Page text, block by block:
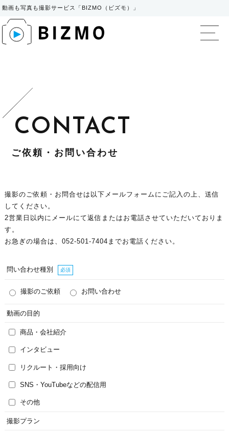
動画も写真も撮影サービス「BIZMO（ビズモ）」
BIZMO（ビズモ）
ご依頼・お問い合わせ
撮影のご依頼・お問合せは以下メールフォームにご記入の上、送信
してください。
2営業日以内にメールにて返信またはお電話させていただいておりま
す。
お急ぎの場合は、052-501-7404までお電話ください。
問い合わせ種別 必須
撮影のご依頼 お問い合わせ
動画の目的
商品・会社紹介
インタビュー
リクルート・採用向け
SNS・YouTubeなどの配信用
その他
撮影プラン